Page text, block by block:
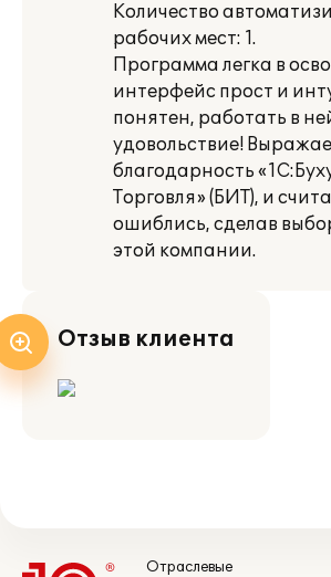
Количество
рабочих мест: 1.
Программа легка в
интерфейс прост и
понятен, работать в
удовольствие!
благодарность
Торговля» (БИТ), и
ошиблись, сделав
этой компании.
Отзыв клиента
Отраслевые